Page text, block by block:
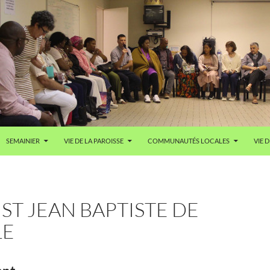
SEMAINIER VIE DE LA PAROISSE COMMUNAUTÉS LOCALES VIE
JEAN BAPTISTE DE